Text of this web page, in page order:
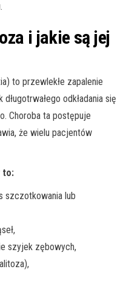
i jakie są jej
to przewlekłe zapalenie
odkładania się
Choroba ta postępuje
że wielu pacjentów
to:
szczotkowania lub
szyjek zębowych,